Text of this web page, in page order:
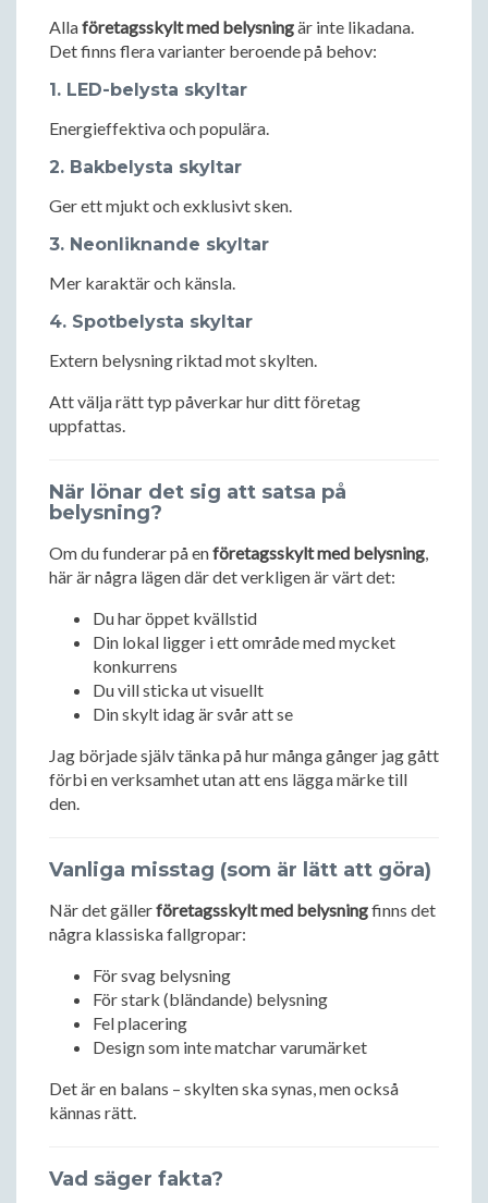
Allaföretagsskylt med belysningär inte likadana.
Det finns flera varianter beroende på behov:
1. LED-belysta skyltar
Energieffektiva och populära.
2. Bakbelysta skyltar
Ger ett mjukt och exklusivt sken.
3. Neonliknande skyltar
Mer karaktär och känsla.
4. Spotbelysta skyltar
Extern belysning riktad mot skylten.
Att välja rätt typ påverkar hur ditt företag
uppfattas.
När lönar det sig att satsa på
belysning?
Om du funderar på enföretagsskylt med belysning,
här är några lägen där det verkligen är värt det:
Du har öppet kvällstid
Din lokal ligger i ett område med mycket
konkurrens
Du vill sticka ut visuellt
Din skylt idag är svår att se
Jag började själv tänka på hur många gånger jag gått
förbi en verksamhet utan att ens lägga märke till
den.
Vanliga misstag (som är lätt att göra)
När det gällerföretagsskylt med belysningfinns det
några klassiska fallgropar:
För svag belysning
För stark (bländande) belysning
Fel placering
Design som inte matchar varumärket
Det är en balans – skylten ska synas, men också
kännas rätt.
Vad säger fakta?